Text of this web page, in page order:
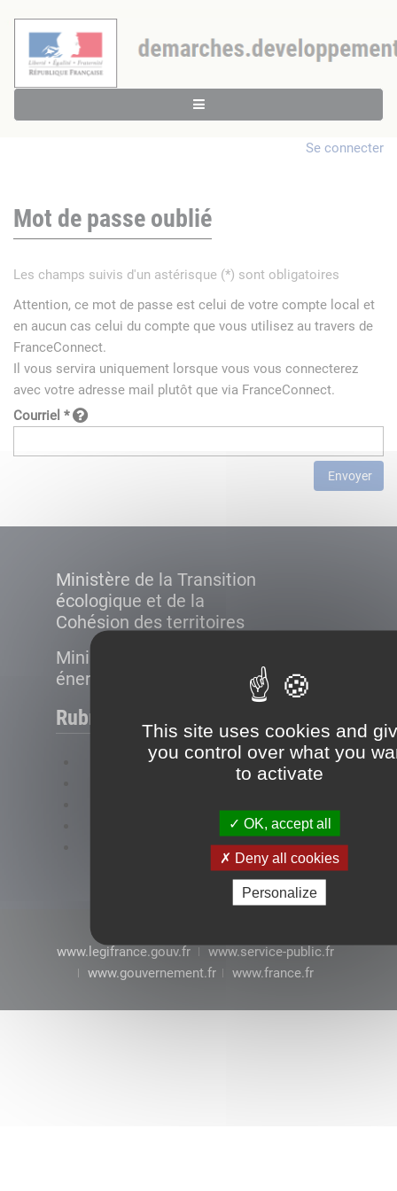
This site uses cookies and
you control over what you
to activate
OK, accept all
Deny all cookies
Personalize
Se connecter
Mot de passe oublié
Les champs suivis d'un astérisque (*) sont obligatoires
Attention, ce mot de passe est celui de votre compte local et
en aucun cas celui du compte que vous utilisez au travers de
FranceConnect.
Il vous servira uniquement lorsque vous vous connecterez
avec votre adresse mail plutôt que via FranceConnect.
Courriel *
Envoyer
Ministère de la Transition
écologique et de la
Cohésion des territoires
Ministère de la Transition
énergétique
Rubriques
www.legifrance.gouv.fr
www.service-public.fr
www.gouvernement.fr
www.france.fr